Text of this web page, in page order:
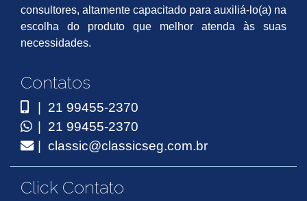
consultores, altamente capacitado para auxiliá-lo(a) na
escolha do produto que melhor atenda às suas
necessidades.
Contatos
| 21 99455-2370
| 21 99455-2370
| classic@classicseg.com.br
Click Contato